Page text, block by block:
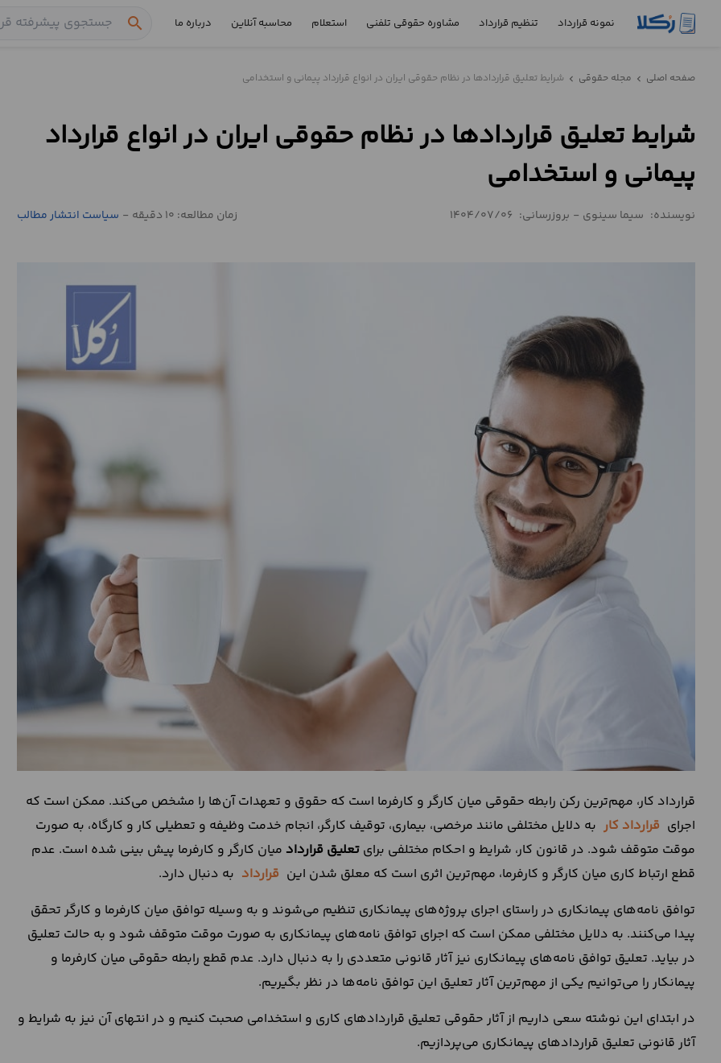
نمونه قرارداد تنظیم قرارداد مشاوره حقوقی تلفنی استعلام محاسبه آنلاین درباره ما search
قرارداد
تنظیم
قرارداد
مشاوره
حقوقی
صفحه اصلی chevron_left مجله حقوقی chevron_left شرایط تعلیق قراردادها در نظام حقوقی ایران در انواع قرارداد پیمانی و استخدامی
شرایط تعلیق قراردادها در نظام حقوقی ایران در انواع قرارداد
پیمانی و استخدامی
نویسنده: سیما سینوی - بروزرسانی: 1404/07/06 زمان مطالعه: 10 دقیقه - سیاست انتشار مطالب
قرارداد کار، مهم‌ترین رکن رابطه حقوقی میان کارگر و کارفرما است که حقوق و تعهدات آن‌ها را مشخص می‌کند. ممکن است که
اجرای قرارداد کار به دلایل مختلفی مانند مرخصی، بیماری، توقیف کارگر، انجام خدمت وظیفه و تعطیلی کار و کارگاه، به صورت
موقت متوقف شود. در قانون کار، شرایط و احکام مختلفی برای تعلیق قرارداد میان کارگر و کارفرما پیش بینی شده است. عدم
قطع ارتباط کاری میان کارگر و کارفرما، مهم‌ترین اثری است که معلق شدن این قرارداد به دنبال دارد.
توافق نامه‌های پیمانکاری در راستای اجرای پروژه‌های پیمانکاری تنظیم می‌شوند و به وسیله توافق میان کارفرما و کارگر تحقق
پیدا می‌کنند. به دلایل مختلفی ممکن است که اجرای توافق نامه‌های پیمانکاری به صورت موقت متوقف شود و به حالت تعلیق
در بیاید. تعلیق توافق نامه‌های پیمانکاری نیز آثار قانونی متعددی را به دنبال دارد. عدم قطع رابطه حقوقی میان کارفرما و
پیمانکار را می‌توانیم یکی از مهم‌ترین آثار تعلیق این توافق نامه‌ها در نظر بگیریم.
در ابتدای این نوشته سعی داریم از آثار حقوقی تعلیق قراردادهای کاری و استخدامی صحبت کنیم و در انتهای آن نیز به شرایط و
آثار قانونی تعلیق قراردادهای پیمانکاری می‌پردازیم.